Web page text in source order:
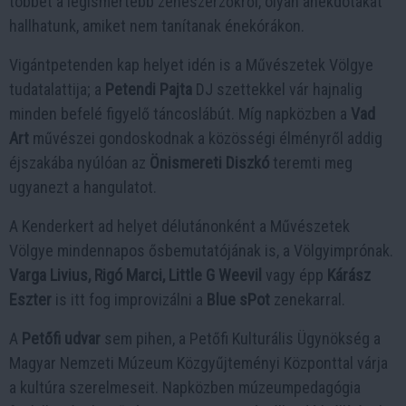
hallhatunk, amiket nem tanítanak énekórákon.
Vigántpetenden kap helyet idén is a Művészetek Völgye
tudatalattija; a Petendi Pajta DJ szettekkel vár hajnalig
minden befelé figyelő táncoslábút. Míg napközben a Vad
Art művészei gondoskodnak a közösségi élményről addig
éjszakába nyúlóan az Önismereti Diszkó teremti meg
ugyanezt a hangulatot.
A Kenderkert ad helyet délutánonként a Művészetek
Völgye mindennapos ősbemutatójának is, a Völgyimprónak.
Varga Livius, Rigó Marci, Little G Weevil
vagy épp Kárász
Eszter is itt fog improvizálni a Blue sPot zenekarral.
A Petőfi udvar sem pihen, a Petőfi Kulturális Ügynökség a
Magyar Nemzeti Múzeum Közgyűjteményi Központtal várja
a kultúra szerelmeseit. Napközben múzeumpedagógia